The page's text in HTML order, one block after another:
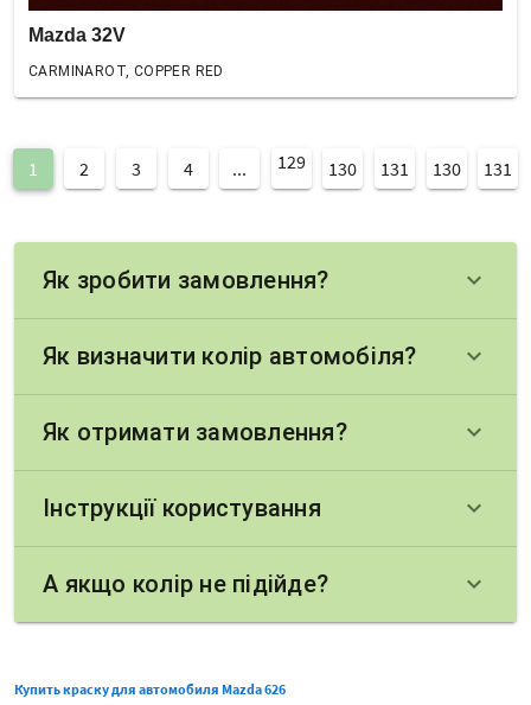
Mazda 32V
CARMINAROT, COPPER RED
1 2 3 4 ... 129 130 131 130 131
Як зробити замовлення? keyboard_arrow_down
Як визначити колір автомобіля? keyboard_arrow_down
Як отримати замовлення? keyboard_arrow_down
Інструкції користування keyboard_arrow_down
А якщо колір не підійде? keyboard_arrow_down
Купить краску для автомобиля Mazda 626